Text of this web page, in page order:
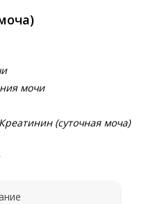
мочи
(суточная моча)